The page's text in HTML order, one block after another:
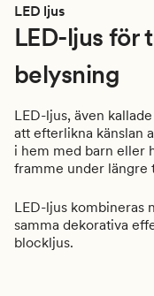
LED ljus
LED-ljus för
belysning
LED-ljus, även
att efterlikna känslan
i hem med barn eller
framme under längre
LED-ljus kombineras
samma dekorativa
blockljus.